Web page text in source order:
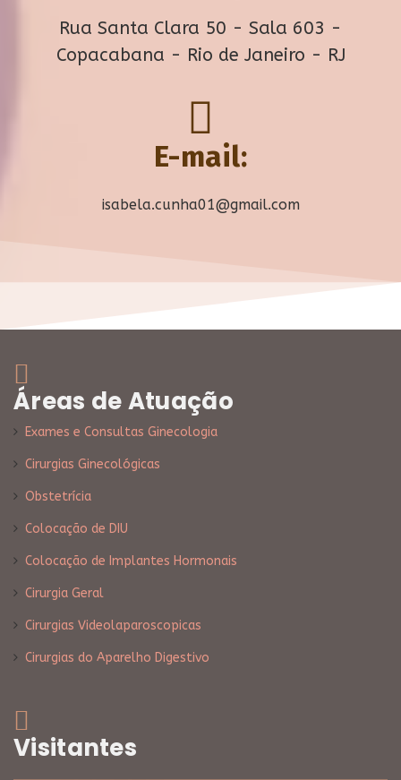
Rua Santa Clara 50 - Sala 603 -
Copacabana - Rio de Janeiro - RJ
E-mail:
isabela.cunha01@gmail.com
Áreas de Atuação
Exames e Consultas Ginecologia
Cirurgias Ginecológicas
Obstetrícia
Colocação de DIU
Colocação de Implantes Hormonais
Cirurgia Geral
Cirurgias Videolaparoscopicas
Cirurgias do Aparelho Digestivo
Visitantes